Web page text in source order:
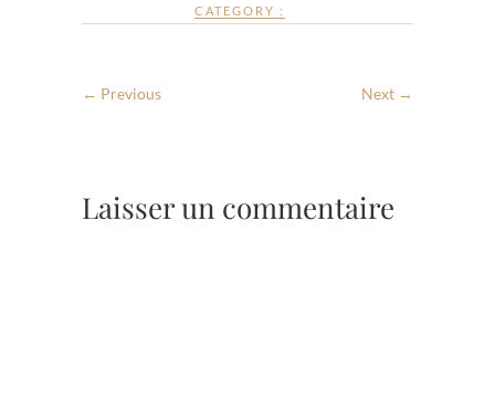
CATEGORY :
← Previous Next →
Laisser un commentaire